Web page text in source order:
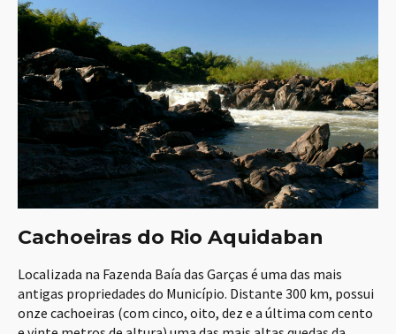
Cachoeiras do Rio Aquidaban
Localizada na Fazenda Baía das Garças é uma das mais
antigas propriedades do Município. Distante 300 km, possui
onze cachoeiras (com cinco, oito, dez e a última com cento